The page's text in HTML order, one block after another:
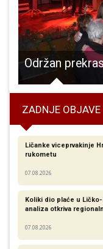
ZADNJE OBJAVE
Ličanke viceprvakinje
rukometu
07.08.2026
Koliki dio plaće u
analiza otkriva
07.08.2026